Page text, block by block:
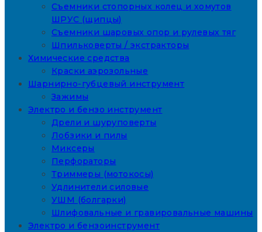
Съемники стопорных колец и хомутов
ШРУС (щипцы)
Съемники шаровых опор и рулевых тяг
Шпильковерты / экстракторы
Химические средства
Краски аэрозольные
Шарнирно-губцевый инструмент
Зажимы
Электро и бензо инструмент
Дрели и шуруповерты
Лобзики и пилы
Миксеры
Перфораторы
Триммеры (мотокосы)
Удлинители силовые
УШМ (болгарки)
Шлифовальные и гравировальные машины
Электро и бензоинструмент